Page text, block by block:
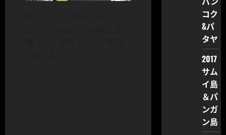
コク
&パ
タヤ
2017
サム
イ島
＆パ
ンガ
ン島